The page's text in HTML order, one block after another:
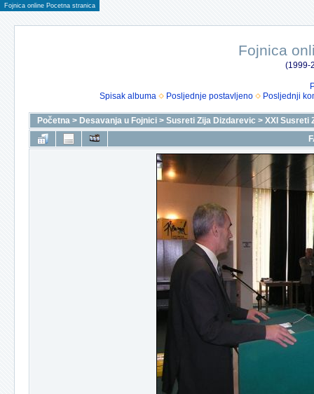
Fojnica online Pocetna stranica
Fojnica
(1999-
Spisak albuma
Posljednje postavljeno Posljednji
Početna > Desavanja u Fojnici > Susreti Zija Dizdarevic > XXI Susreti